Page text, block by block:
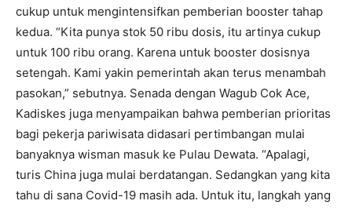
cukup untuk mengintensifkan pemberian booster tahap
kedua. “Kita punya stok 50 ribu dosis, itu artinya cukup
untuk 100 ribu orang. Karena untuk booster dosisnya
setengah. Kami yakin pemerintah akan terus menambah
pasokan,” sebutnya. Senada dengan Wagub Cok Ace,
Kadiskes juga menyampaikan bahwa pemberian prioritas
bagi pekerja pariwisata didasari pertimbangan mulai
banyaknya wisman masuk ke Pulau Dewata. “Apalagi,
turis China juga mulai berdatangan. Sedangkan yang kita
tahu di sana Covid-19 masih ada. Untuk itu, langkah yang